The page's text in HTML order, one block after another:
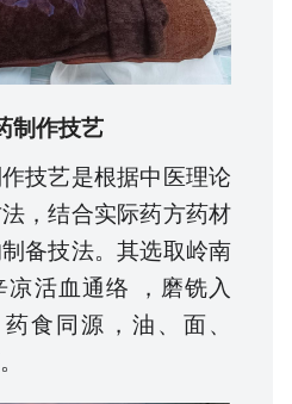
制作技艺
技艺是根据中医理论
，结合实际药方药材
备技法。其选取岭南
活血通络 ，磨铣入
食同源，油、面、